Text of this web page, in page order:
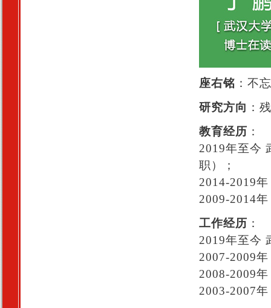
座右铭 ：不
研究方向 ：
教育经历 ：
2019年至今
职）；
2014-2019
2009-2014
工作经历 ：
2019年至今
2007-2009
2008-2009
2003-2007